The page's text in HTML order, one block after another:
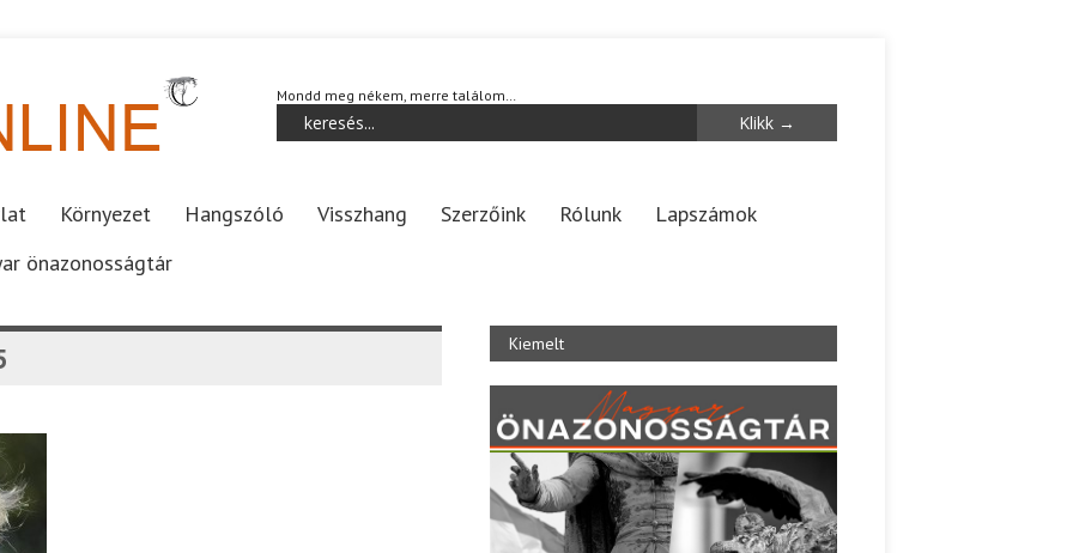
Mondd meg nékem, merre találom…
Környezet Hangszóló Visszhang Szerzőink Rólunk
Lapszámok
önazonosságtár
Kiemelt